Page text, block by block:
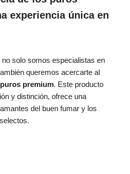
experiencia única en
no solo somos especialistas en
queremos acercarte al
puros premium. Este producto
y distinción, ofrece una
del buen fumar y los